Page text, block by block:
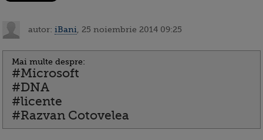
autor: iBani , 25 noiembrie 2014 09:25
Mai multe despre:
#Microsoft
#DNA
#licente
#Razvan Cotovelea